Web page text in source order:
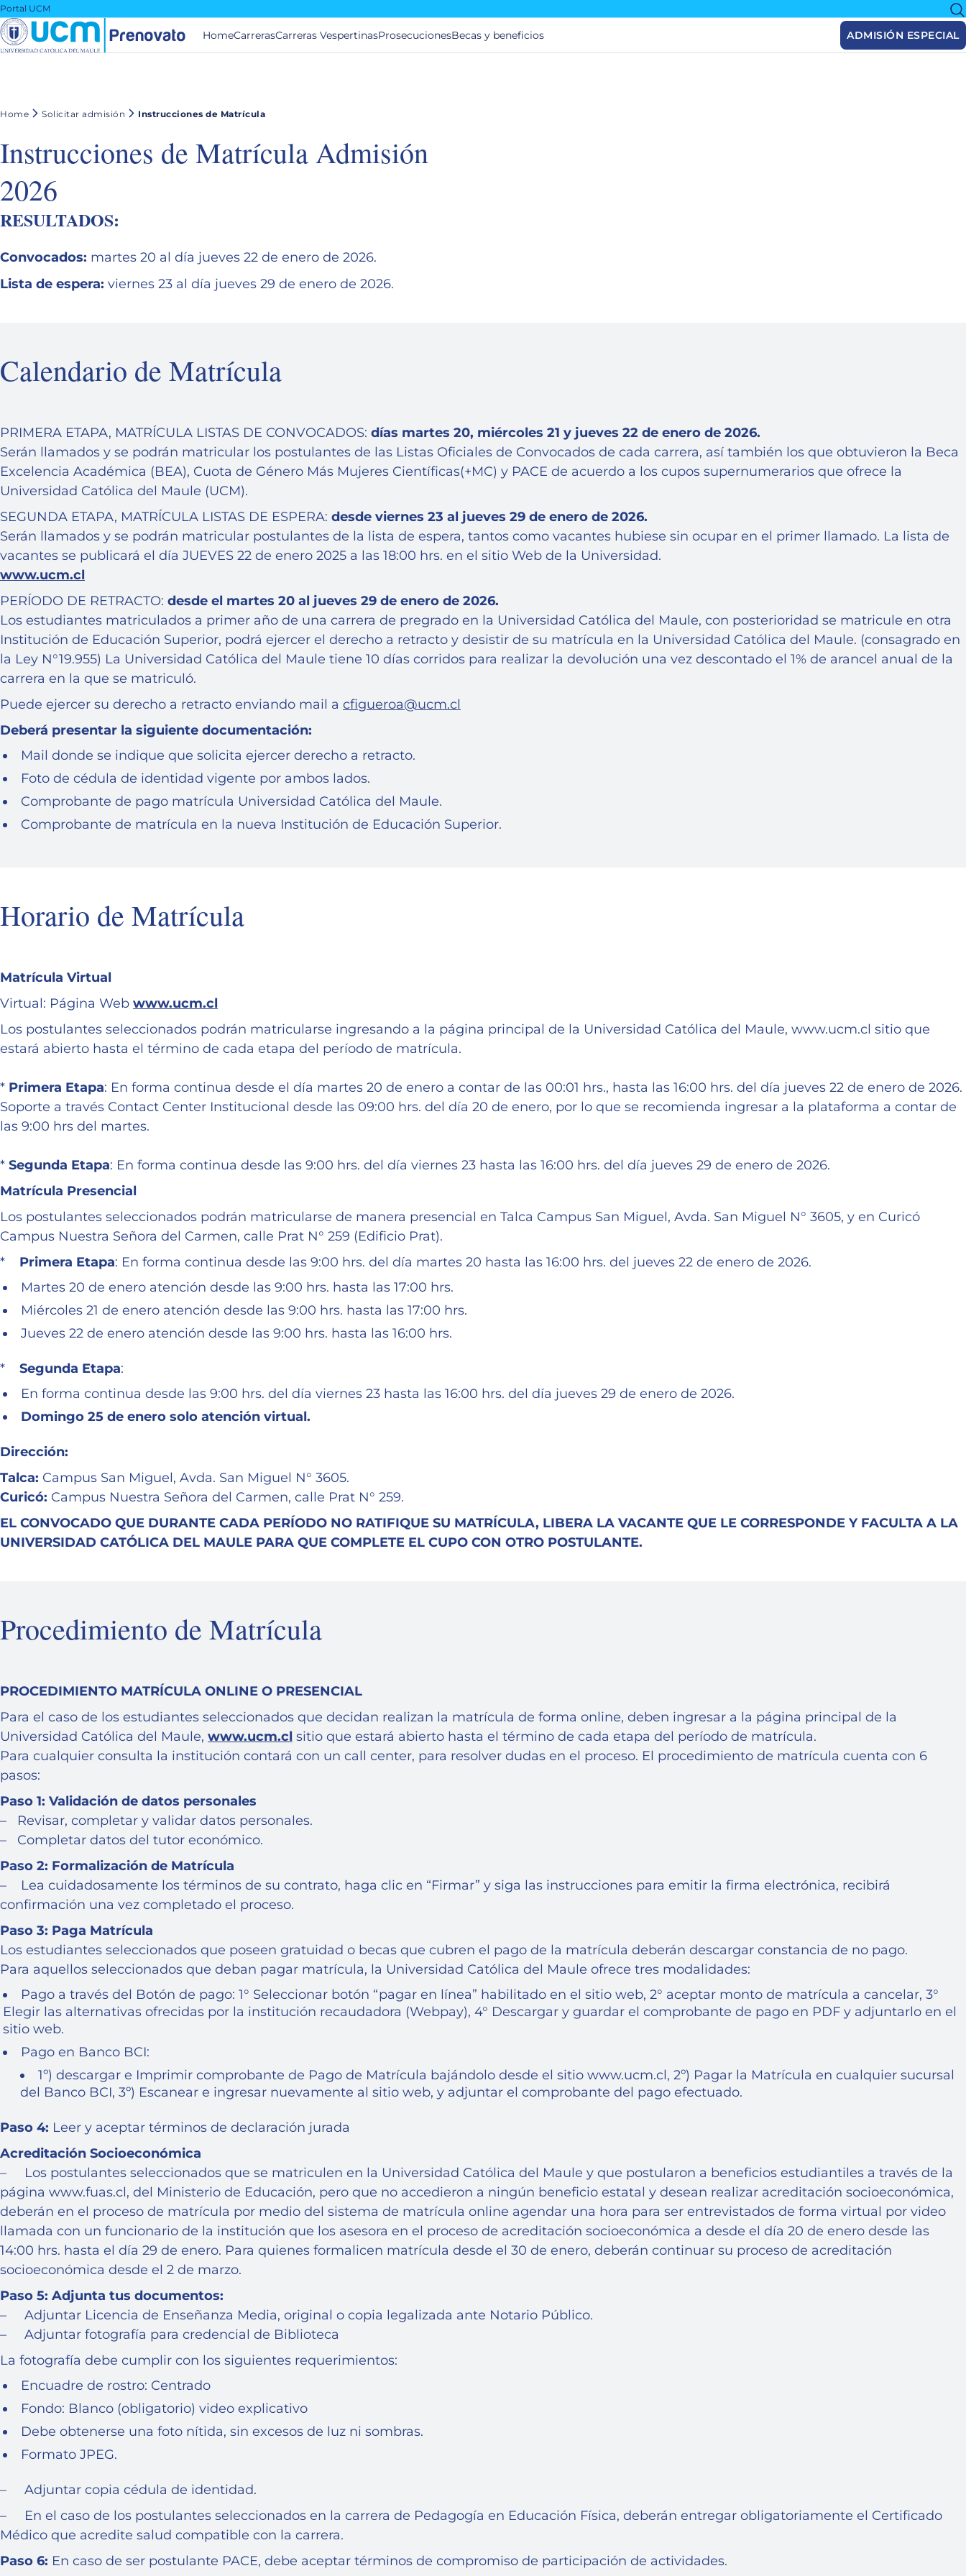
Portal UCM
HomeCarrerasCarreras VespertinasProsecucionesBecas y beneficios ADMISIÓN ESPECIAL
Home Solicitar admisión Instrucciones de Matrícula
Instrucciones de Matrícula Admisión
2026
RESULTADOS:
Convocados: martes 20 al día jueves 22 de enero de 2026.
Lista de espera: viernes 23 al día jueves 29 de enero de 2026.
Calendario de Matrícula
PRIMERA ETAPA, MATRÍCULA LISTAS DE CONVOCADOS: días martes 20, miércoles 21 y jueves 22 de enero de 2026.
Serán llamados y se podrán matricular los postulantes de las Listas Oficiales de Convocados de cada carrera, así también los que obtuvieron la Beca
Excelencia Académica (BEA), Cuota de Género Más Mujeres Científicas(+MC) y PACE de acuerdo a los cupos supernumerarios que ofrece la
Universidad Católica del Maule (UCM).
SEGUNDA ETAPA, MATRÍCULA LISTAS DE ESPERA: desde viernes 23 al jueves 29 de enero de 2026.
Serán llamados y se podrán matricular postulantes de la lista de espera, tantos como vacantes hubiese sin ocupar en el primer llamado. La lista de
vacantes se publicará el día JUEVES 22 de enero 2025 a las 18:00 hrs. en el sitio Web de la Universidad.
www.ucm.cl
PERÍODO DE RETRACTO: desde el martes 20 al jueves 29 de enero de 2026.
Los estudiantes matriculados a primer año de una carrera de pregrado en la Universidad Católica del Maule, con posterioridad se matricule en otra
Institución de Educación Superior, podrá ejercer el derecho a retracto y desistir de su matrícula en la Universidad Católica del Maule. (consagrado en
la Ley N°19.955) La Universidad Católica del Maule tiene 10 días corridos para realizar la devolución una vez descontado el 1% de arancel anual de la
carrera en la que se matriculó.
Puede ejercer su derecho a retracto enviando mail a cfigueroa@ucm.cl
Deberá presentar la siguiente documentación:
Mail donde se indique que solicita ejercer derecho a retracto.
Foto de cédula de identidad vigente por ambos lados.
Comprobante de pago matrícula Universidad Católica del Maule.
Comprobante de matrícula en la nueva Institución de Educación Superior.
Horario de Matrícula
Matrícula Virtual
Virtual: Página Web www.ucm.cl
Los postulantes seleccionados podrán matricularse ingresando a la página principal de la Universidad Católica del Maule, www.ucm.cl sitio que
estará abierto hasta el término de cada etapa del período de matrícula.
* Primera Etapa: En forma continua desde el día martes 20 de enero a contar de las 00:01 hrs., hasta las 16:00 hrs. del día jueves 22 de enero de 2026.
Soporte a través Contact Center Institucional desde las 09:00 hrs. del día 20 de enero, por lo que se recomienda ingresar a la plataforma a contar de
las 9:00 hrs del martes.
* Segunda Etapa: En forma continua desde las 9:00 hrs. del día viernes 23 hasta las 16:00 hrs. del día jueves 29 de enero de 2026.
Matrícula Presencial
Los postulantes seleccionados podrán matricularse de manera presencial en Talca Campus San Miguel, Avda. San Miguel N° 3605, y en Curicó
Campus Nuestra Señora del Carmen, calle Prat N° 259 (Edificio Prat).
* Primera Etapa: En forma continua desde las 9:00 hrs. del día martes 20 hasta las 16:00 hrs. del jueves 22 de enero de 2026.
Martes 20 de enero atención desde las 9:00 hrs. hasta las 17:00 hrs.
Miércoles 21 de enero atención desde las 9:00 hrs. hasta las 17:00 hrs.
Jueves 22 de enero atención desde las 9:00 hrs. hasta las 16:00 hrs.
* Segunda Etapa:
En forma continua desde las 9:00 hrs. del día viernes 23 hasta las 16:00 hrs. del día jueves 29 de enero de 2026.
Domingo 25 de enero solo atención virtual.
Dirección:
Talca: Campus San Miguel, Avda. San Miguel N° 3605.
Curicó: Campus Nuestra Señora del Carmen, calle Prat N° 259.
EL CONVOCADO QUE DURANTE CADA PERÍODO NO RATIFIQUE SU MATRÍCULA, LIBERA LA VACANTE QUE LE CORRESPONDE Y FACULTA A LA
UNIVERSIDAD CATÓLICA DEL MAULE PARA QUE COMPLETE EL CUPO CON OTRO POSTULANTE.
Procedimiento de Matrícula
PROCEDIMIENTO MATRÍCULA ONLINE O PRESENCIAL
Para el caso de los estudiantes seleccionados que decidan realizan la matrícula de forma online, deben ingresar a la página principal de la
Universidad Católica del Maule, www.ucm.cl sitio que estará abierto hasta el término de cada etapa del período de matrícula.
Para cualquier consulta la institución contará con un call center, para resolver dudas en el proceso. El procedimiento de matrícula cuenta con 6
pasos:
Paso 1: Validación de datos personales
– Revisar, completar y validar datos personales.
– Completar datos del tutor económico.
Paso 2: Formalización de Matrícula
– Lea cuidadosamente los términos de su contrato, haga clic en “Firmar” y siga las instrucciones para emitir la firma electrónica, recibirá
confirmación una vez completado el proceso.
Paso 3: Paga Matrícula
Los estudiantes seleccionados que poseen gratuidad o becas que cubren el pago de la matrícula deberán descargar constancia de no pago.
Para aquellos seleccionados que deban pagar matrícula, la Universidad Católica del Maule ofrece tres modalidades:
Pago a través del Botón de pago: 1° Seleccionar botón “pagar en línea” habilitado en el sitio web, 2° aceptar monto de matrícula a cancelar, 3°
Elegir las alternativas ofrecidas por la institución recaudadora (Webpay), 4° Descargar y guardar el comprobante de pago en PDF y adjuntarlo en el
sitio web.
Pago en Banco BCI:
1º) descargar e Imprimir comprobante de Pago de Matrícula bajándolo desde el sitio www.ucm.cl, 2º) Pagar la Matrícula en cualquier sucursal
del Banco BCI, 3º) Escanear e ingresar nuevamente al sitio web, y adjuntar el comprobante del pago efectuado.
Paso 4: Leer y aceptar términos de declaración jurada
Acreditación Socioeconómica
– Los postulantes seleccionados que se matriculen en la Universidad Católica del Maule y que postularon a beneficios estudiantiles a través de la
página www.fuas.cl, del Ministerio de Educación, pero que no accedieron a ningún beneficio estatal y desean realizar acreditación socioeconómica,
deberán en el proceso de matrícula por medio del sistema de matrícula online agendar una hora para ser entrevistados de forma virtual por video
llamada con un funcionario de la institución que los asesora en el proceso de acreditación socioeconómica a desde el día 20 de enero desde las
14:00 hrs. hasta el día 29 de enero. Para quienes formalicen matrícula desde el 30 de enero, deberán continuar su proceso de acreditación
socioeconómica desde el 2 de marzo.
Paso 5: Adjunta tus documentos:
– Adjuntar Licencia de Enseñanza Media, original o copia legalizada ante Notario Público.
– Adjuntar fotografía para credencial de Biblioteca
La fotografía debe cumplir con los siguientes requerimientos:
Encuadre de rostro: Centrado
Fondo: Blanco (obligatorio) video explicativo
Debe obtenerse una foto nítida, sin excesos de luz ni sombras.
Formato JPEG.
– Adjuntar copia cédula de identidad.
– En el caso de los postulantes seleccionados en la carrera de Pedagogía en Educación Física, deberán entregar obligatoriamente el Certificado
Médico que acredite salud compatible con la carrera.
Paso 6: En caso de ser postulante PACE, debe aceptar términos de compromiso de participación de actividades.